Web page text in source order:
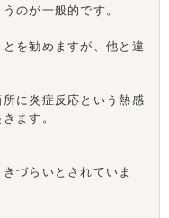
のが一般的です。
を勧めますが、他と違
に炎症反応という熱感
ます。
づらいとされていま